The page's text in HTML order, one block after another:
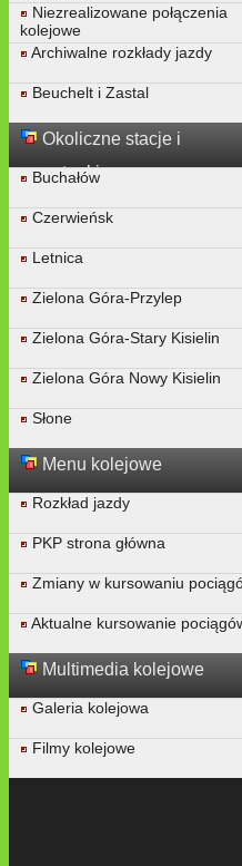
Niezrealizowane połączenia
kolejowe
Archiwalne rozkłady jazdy
Beuchelt i Zastal
Okoliczne stacje i
przystanki
Buchałów
Czerwieńsk
Letnica
Zielona Góra-Przylep
Zielona Góra-Stary Kisielin
Zielona Góra Nowy Kisielin
Słone
Menu kolejowe
Rozkład jazdy
PKP strona główna
Zmiany w kursowaniu
Aktualne kursowanie
Multimedia kolejowe
Galeria kolejowa
Filmy kolejowe